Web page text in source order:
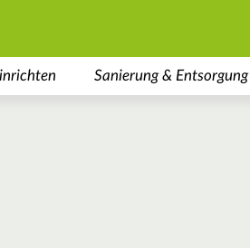
Sanierung & Entsorgung